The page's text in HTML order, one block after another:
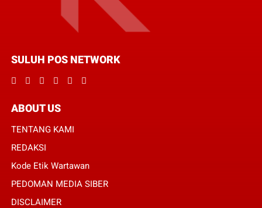
SULUH POS NETWORK
ABOUT US
TENTANG KAMI
REDAKSI
Kode Etik Wartawan
PEDOMAN MEDIA SIBER
DISCLAIMER